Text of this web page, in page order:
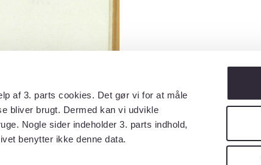
af 3. parts cookies. Det gør vi for at måle
bliver brugt. Dermed kan vi udvikle
Nogle sider indeholder 3. parts indhold,
benytter ikke denne data.